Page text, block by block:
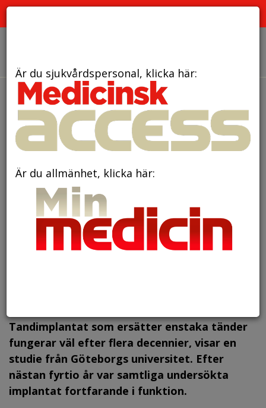
den 4 mars 2025
Tandimplantat
fortfarande i funktion efter
fyrtio år
Tandimplantat som ersätter enstaka tänder
fungerar väl efter flera decennier, visar en
studie från Göteborgs universitet. Efter
nästan fyrtio år var samtliga undersökta
implantat fortfarande i funktion.
Är du sjukvårdspersonal, klicka här:
Är du allmänhet, klicka här: